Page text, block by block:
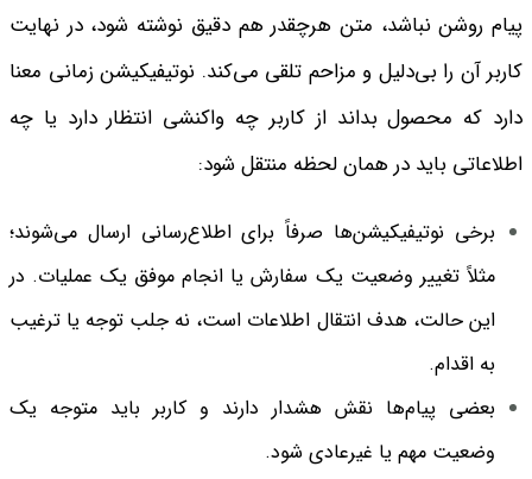
پیام روشن نباشد، متن هرچقدر هم دقیق نوشته شود، در نهایت
کاربر آن را بی‌دلیل و مزاحم تلقی می‌کند. نوتیفیکیشن زمانی معنا
دارد که محصول بداند از کاربر چه واکنشی انتظار دارد یا چه
اطلاعاتی باید در همان لحظه منتقل شود:
برخی نوتیفیکیشن‌ها صرفاً برای اطلاع‌رسانی ارسال می‌شوند؛
مثلاً تغییر وضعیت یک سفارش یا انجام موفق یک عملیات. در
این حالت، هدف انتقال اطلاعات است، نه جلب توجه یا ترغیب
به اقدام.
بعضی پیام‌ها نقش هشدار دارند و کاربر باید متوجه یک
وضعیت مهم یا غیرعادی شود.